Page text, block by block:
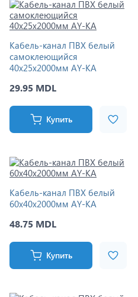
Кабель-канал ПВХ белый
самоклеющийся
40x25x2000мм AY-KA
29.95 MDL
Купить
Кабель-канал ПВХ белый
60x40x2000мм AY-KA
48.75 MDL
Купить